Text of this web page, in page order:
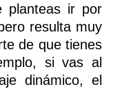
planteas ir por
resulta muy
de que tienes
si vas al
dinámico, el